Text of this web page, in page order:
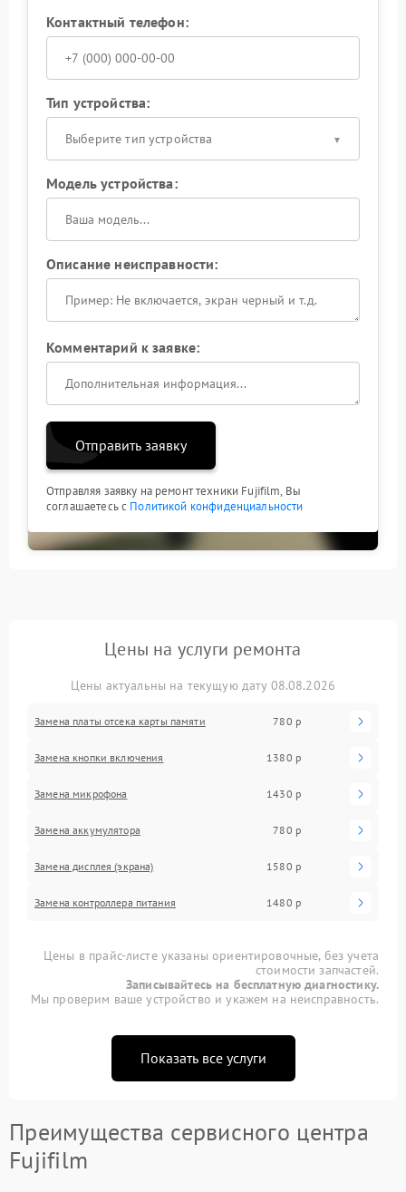
Контактный телефон:
Тип устройства:
Выберите тип устройства
Модель устройства:
Описание неисправности:
Комментарий к заявке:
Отправить заявку
Отправляя заявку на ремонт техники Fujifilm, Вы
соглашаетесь с Политикой конфиденциальности
Цены на услуги ремонта
Цены актуальны на текущую дату 08.08.2026
Замена платы отсека карты памяти 780 р
Замена кнопки включения 1380 р
Замена микрофона 1430 р
Замена аккумулятора 780 р
Замена дисплея (экрана) 1580 р
Замена контроллера питания 1480 р
Цены в прайс-листе указаны ориентировочные, без учета
стоимости запчастей.
Записывайтесь на бесплатную диагностику.
Мы проверим ваше устройство и укажем на неисправность.
Показать все услуги
Преимущества сервисного центра
Fujifilm